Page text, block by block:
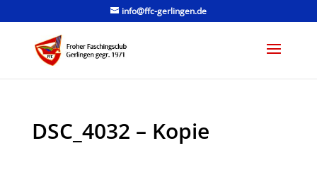
info@ffc-gerlingen.de
DSC_4032 – Kopie